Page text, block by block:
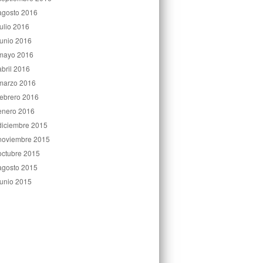
2016
2016
2016
2016
2016
2016
2016
2016
2015
2015
2015
2015
2015